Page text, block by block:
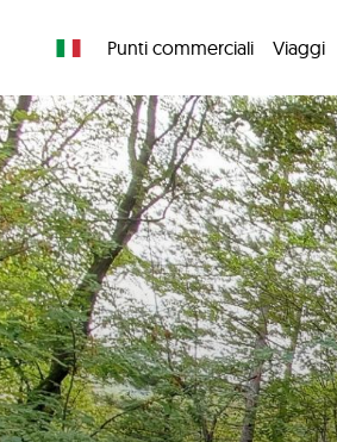
Punti commerciali Viaggi